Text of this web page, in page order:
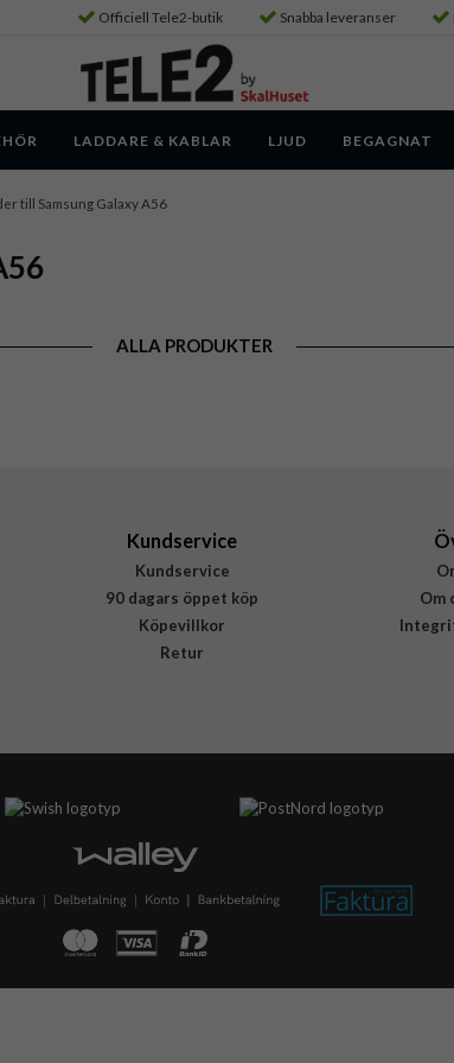
Officiell Tele2-butik Snabba leveranser
LADDARE & KABLAR LJUD BEGAGNAT
till Samsung Galaxy A56
ALLA PRODUKTER
Kundservice
Kundservice
90 dagars öppet köp
Köpevillkor
Retur
Om